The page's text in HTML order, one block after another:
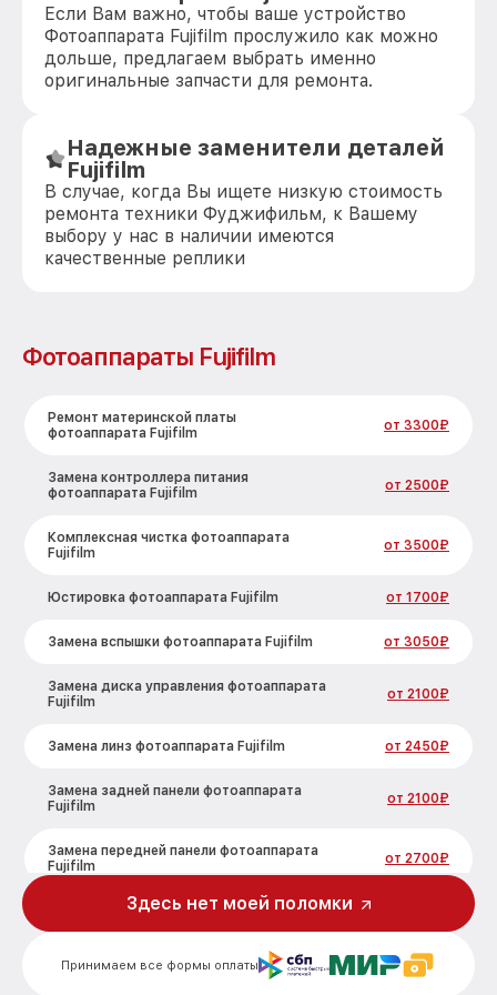
Если Вам важно, чтобы ваше устройство
Фотоаппарата Fujifilm прослужило как можно
дольше, предлагаем выбрать именно
оригинальные запчасти для ремонта.
Надежные заменители деталей
Fujifilm
В случае, когда Вы ищете низкую стоимость
ремонта техники Фуджифильм, к Вашему
выбору у нас в наличии имеются
качественные реплики
Фотоаппараты Fujifilm
Ремонт материнской платы
фотоаппарата Fujifilm
от 3300₽
Замена контроллера питания
фотоаппарата Fujifilm
от 2500₽
Комплексная чистка фотоаппарата
Fujifilm
от 3500₽
Юстировка фотоаппарата Fujifilm от 1700₽
Замена вспышки фотоаппарата Fujifilm от 3050₽
Замена диска управления фотоаппарата
Fujifilm
от 2100₽
Замена линз фотоаппарата Fujifilm от 2450₽
Замена задней панели фотоаппарата
Fujifilm
от 2100₽
Замена передней панели фотоаппарата
Fujifilm
от 2700₽
Замена устройства стабилизации
Замена фокусировочного экрана
от 2700₽
Принимаем все формы оплаты
Здесь нет моей поломки